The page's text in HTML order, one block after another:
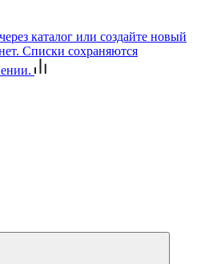
каталог или создайте новый
Списки сохраняются